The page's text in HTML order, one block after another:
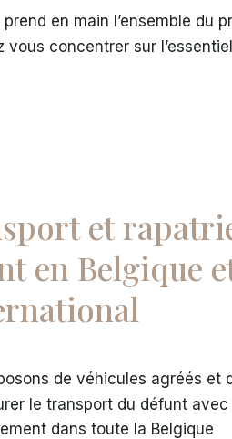
en main l’ensemble du
vous concentrer sur
et
en Belgique
de véhicules agréés et
le transport du défunt avec
dans toute la Belgique